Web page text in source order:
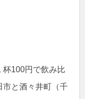
杯100円で飲み比
市と酒々井町（千